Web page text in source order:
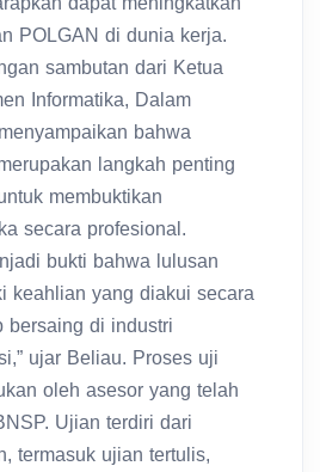
POLGAN di dunia kerja.
sambutan dari Ketua
Informatika, Dalam
bahwa
langkah penting
membuktikan
secara profesional.
bukti bahwa lulusan
keahlian yang diakui secara
bersaing di industri
ujar Beliau. Proses uji
oleh asesor yang telah
Ujian terdiri dari
termasuk ujian tertulis,